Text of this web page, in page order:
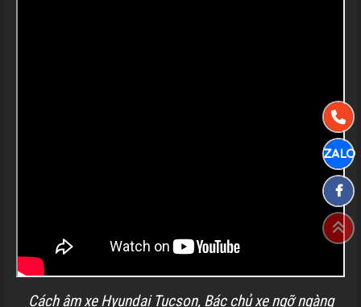
Cách âm xe Hyundai Tucson, Bác chủ xe ngỡ ngàng